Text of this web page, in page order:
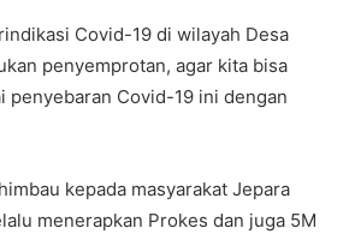
Covid-19 di wilayah Desa
penyemprotan, agar kita bisa
penyebaran Covid-19 ini dengan
kepada masyarakat Jepara
menerapkan Prokes dan juga 5M